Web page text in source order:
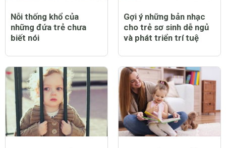
Nỗi thống khổ của
những đứa trẻ chưa
biết nói
Gợi ý những bản nhạc
cho trẻ sơ sinh dễ ngủ
và phát triển trí tuệ